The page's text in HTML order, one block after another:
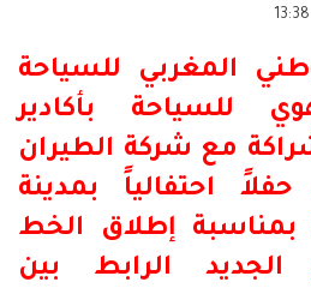
المغربي للسياحة
للسياحة بأكادير
مع شركة الطيران
احتفالياً بمدينة
بمناسبة إطلاق الخط
الجديد الرابط بين